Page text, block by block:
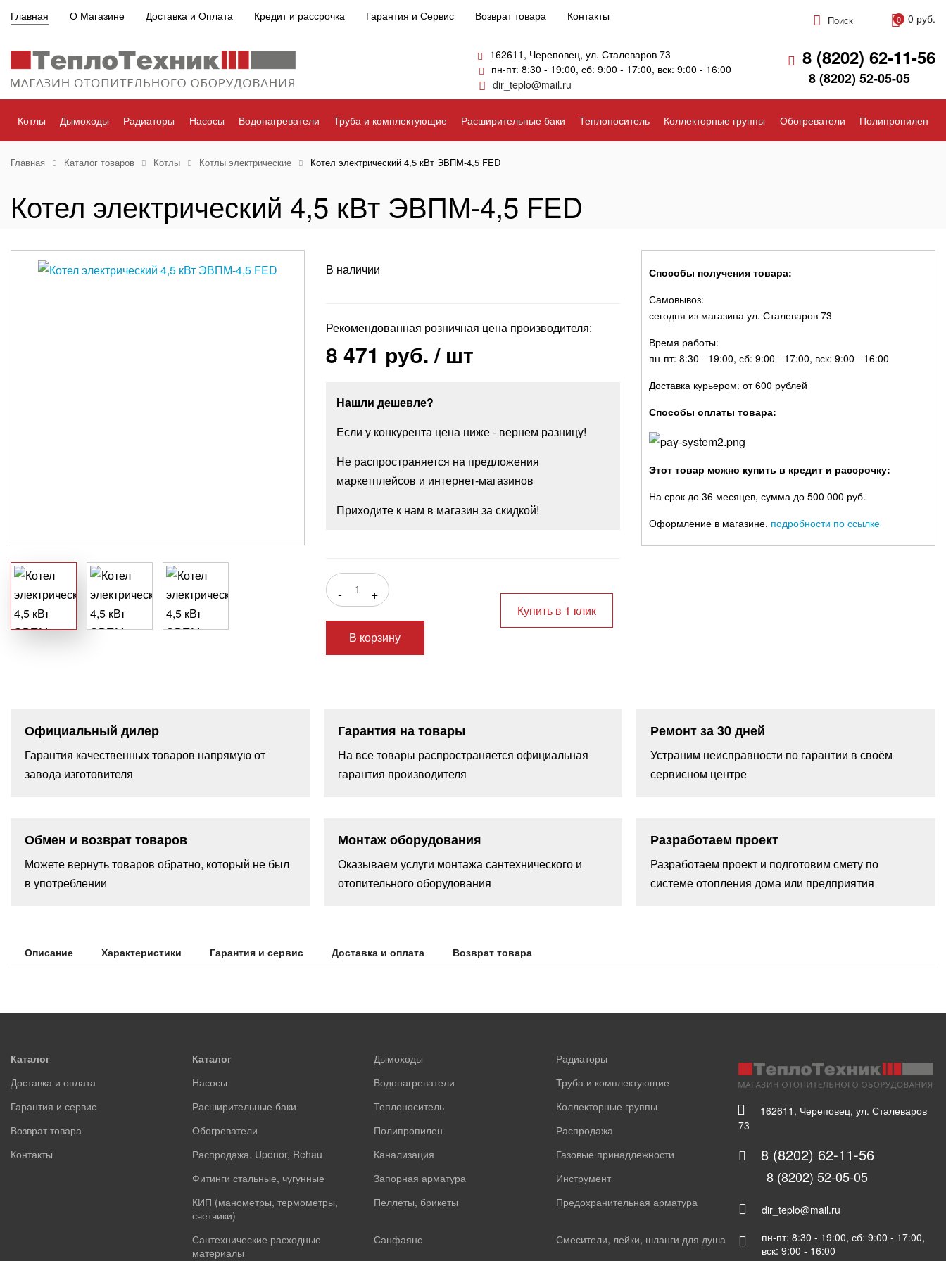
Главная О Магазине Доставка и Оплата Кредит и рассрочка Гарантия и Сервис Возврат товара Контакты Поиск 0 0 руб.
162611, Череповец, ул. Сталеваров 73
пн-пт: 8:30 - 19:00, сб: 9:00 - 17:00, вск: 9:00 - 16:00
dir_teplo@mail.ru
8 (8202) 62-11-56
8 (8202) 52-05-05
Котлы Дымоходы Радиаторы Насосы Водонагреватели Труба и комплектующие Расширительные баки Теплоноситель Коллекторные группы Обогреватели Полипропилен
Главная Каталог товаров Котлы Котлы электрические Котел электрический 4,5 кВт ЭВПМ-4,5 FED
Котел электрический 4,5 кВт ЭВПМ-4,5 FED
В наличии
Рекомендованная розничная цена производителя:
8 471 руб./ шт
Нашли дешевле?
Если у конкурента цена ниже - вернем разницу!
Не распространяется на предложения
маркетплейсов и интернет-магазинов
Приходите к нам в магазин за скидкой!
- +
В корзину
Купить в 1 клик
Способы получения товара:
Самовывоз:
сегодня из магазина ул. Сталеваров 73
Время работы:
пн-пт: 8:30 - 19:00, сб: 9:00 - 17:00, вск: 9:00 - 16:00
Доставка курьером: от 600 рублей
Способы оплаты товара:
Этот товар можно купить в кредит и рассрочку:
На срок до 36 месяцев, сумма до 500 000 руб.
Оформление в магазине, подробности по ссылке
Официальный дилер
Гарантия качественных товаров напрямую от
завода изготовителя
Гарантия на товары
На все товары распространяется официальная
гарантия производителя
Ремонт за 30 дней
Устраним неисправности по гарантии в своём
сервисном центре
Обмен и возврат товаров
Можете вернуть товаров обратно, который не был
в употреблении
Монтаж оборудования
Оказываем услуги монтажа сантехнического и
отопительного оборудования
Разработаем проект
Разработаем проект и подготовим смету по
системе отопления дома или предприятия
Описание Характеристики Гарантия и сервис Доставка и оплата Возврат товара
Каталог
Доставка и оплата
Гарантия и сервис
Возврат товара
Контакты
Каталог Дымоходы
Радиаторы
Насосы
Водонагреватели
Труба и комплектующие
Расширительные баки
Теплоноситель
Коллекторные группы
Обогреватели
Полипропилен
Распродажа
Распродажа. Uponor, Rehau
Канализация
Газовые принадлежности
Фитинги стальные, чугунные
Запорная арматура
Инструмент
КИП (манометры, термометры,
счетчики)
Пеллеты, брикеты Предохранительная арматура
Сантехнические расходные
материалы
Санфаянс Смесители, лейки, шланги для душа
162611, Череповец, ул. Сталеваров
73
8 (8202) 62-11-56
8 (8202) 52-05-05
dir_teplo@mail.ru
пн-пт: 8:30 - 19:00, сб: 9:00 - 17:00,
вск: 9:00 - 16:00